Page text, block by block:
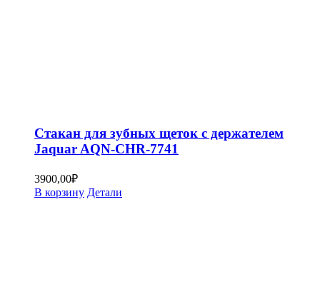
Стакан для зубных щеток с держателем
Jaquar AQN-CHR-7741
3900,00₽
В корзину Детали